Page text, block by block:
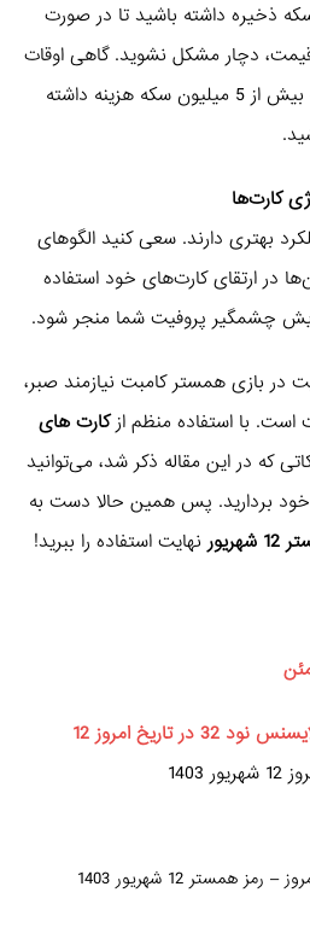
ذخیره داشته باشید تا در صورت
دچار مشکل نشوید. گاهی اوقات
ممکن است ارتقای یک کارت بیش از 5 میلیون سکه هزینه داشته
کارت‌ها
بهتری دارند. سعی کنید الگوهای
در ارتقای کارت‌های خود استفاده
چشمگیر پروفیت شما منجر شود.
در بازی همستر کامبت نیازمند صبر،
است. با استفاده منظم ازکارت های
که در این مقاله ذکر شد، می‌توانید
بردارید. پس همین حالا دست به
نهایت استفاده را ببرید!
لایسنس نود 32 در تاریخ امروز 12
کد مورس همستر ۱۲ شهریور امروز – رمز همستر 12 شهریور 1403